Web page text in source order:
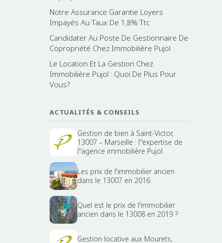
Notre Assurance Garantie Loyers
Impayés Au Taux De 1,8% Ttc
Candidater Au Poste De Gestionnaire De
Copropriété Chez Immobilière Pujol
Le Location Et La Gestion Chez
Immobilière Pujol : Quoi De Plus Pour
Vous?
ACTUALITÉS & CONSEILS
Gestion de bien à Saint-Victor,
13007 – Marseille : l''expertise de
l''agence immobilière Pujol
Les prix de l'immobilier ancien
dans le 13007 en 2016
Quel est le prix de l'immobilier
ancien dans le 13008 en 2019 ?
Gestion locative aux Mourets,